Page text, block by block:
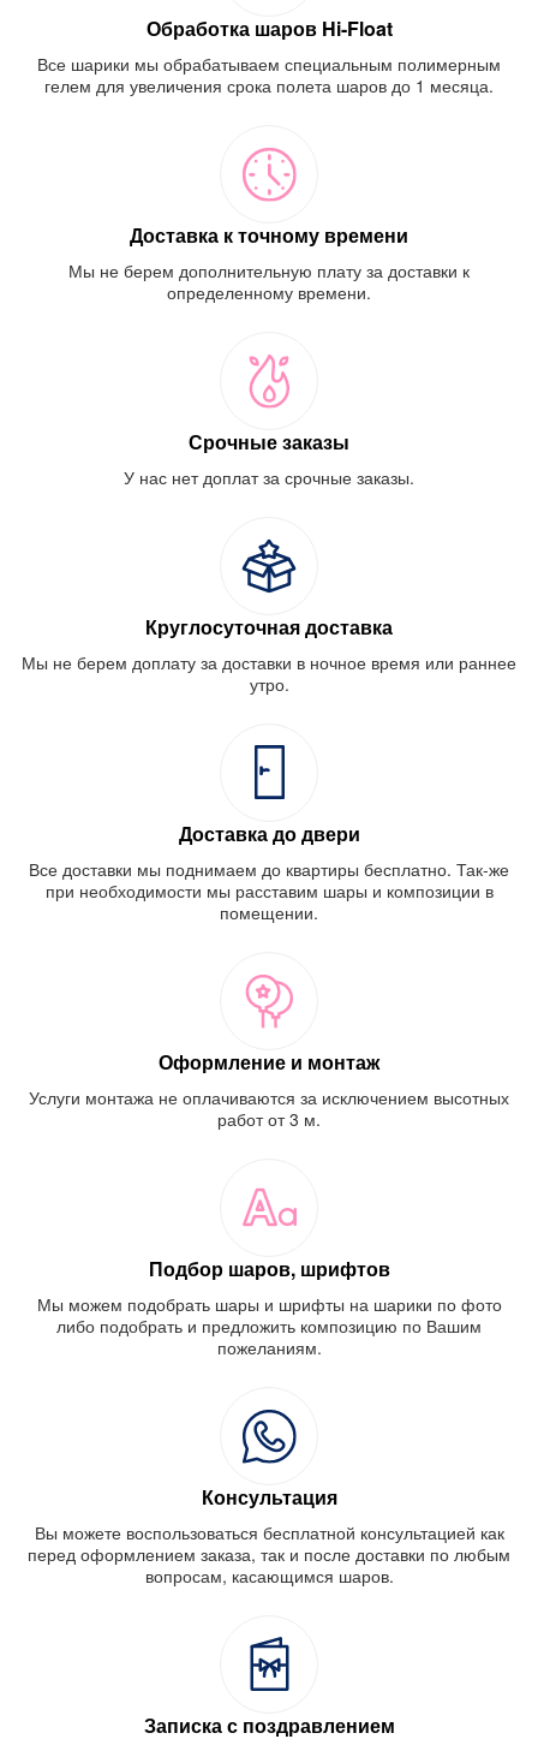
Обработка шаров Hi-Float
Все шарики мы обрабатываем специальным полимерным
гелем для увеличения срока полета шаров до 1 месяца.
Доставка к точному времени
Мы не берем дополнительную плату за доставки к
определенному времени.
Срочные заказы
У нас нет доплат за срочные заказы.
Круглосуточная доставка
Мы не берем доплату за доставки в ночное время или раннее
утро.
Доставка до двери
Все доставки мы поднимаем до квартиры бесплатно. Так-же
при необходимости мы расставим шары и композиции в
помещении.
Оформление и монтаж
Услуги монтажа не оплачиваются за исключением высотных
работ от 3 м.
Подбор шаров, шрифтов
Мы можем подобрать шары и шрифты на шарики по фото
либо подобрать и предложить композицию по Вашим
пожеланиям.
Консультация
Вы можете воспользоваться бесплатной консультацией как
перед оформлением заказа, так и после доставки по любым
вопросам, касающимся шаров.
Записка с поздравлением